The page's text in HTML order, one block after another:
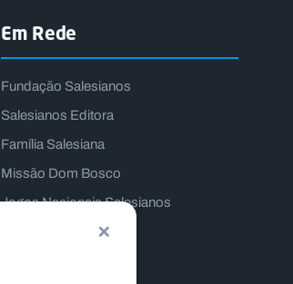
Em Rede
Fundação Salesianos
Salesianos Editora
Família Salesiana
Missão Dom Bosco
Jogos Nacionais Salesianos
×